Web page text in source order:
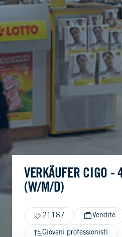
VERKÄUFER CIGO -
(W/M/D)
21187 Vendite
Giovani professionisti